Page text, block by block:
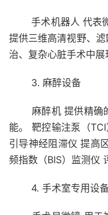
手术机器人 代表微
提供三维高清视野、
治、复杂心脏手术中展
3. 麻醉设备
麻醉机 提供精确的
能。 靶控输注泵（
引导神经阻滞仪 提高
频指数（BIS）监测仪
4. 手术室专用设